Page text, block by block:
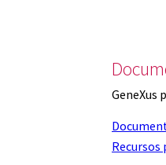
GeneXus
Recursos